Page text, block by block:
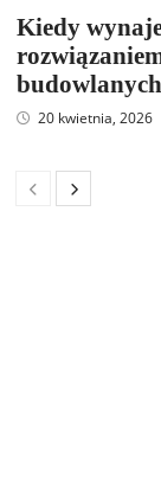
Kiedy
budowlanych
20 kwietnia, 2026